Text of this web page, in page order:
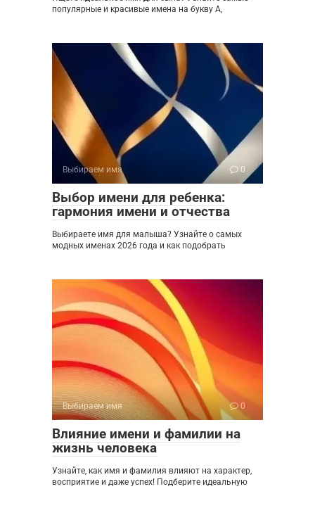
популярные и красивые имена на букву А,
Выбираем имя 0
Выбор имени для ребенка:
гармония имени и отчества
Выбираете имя для малыша? Узнайте о самых
модных именах 2026 года и как подобрать
Выбираем имя 0
Влияние имени и фамилии на
жизнь человека
Узнайте, как имя и фамилия влияют на характер,
восприятие и даже успех! Подберите идеальную